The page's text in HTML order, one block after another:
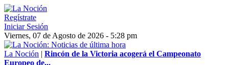
Regístrate
Iniciar Sesión
Viernes, 07 de Agosto de 2026 - 5:28 pm
La Noción | Rincón de la Victoria acogerá el Campeonato
Europeo de...